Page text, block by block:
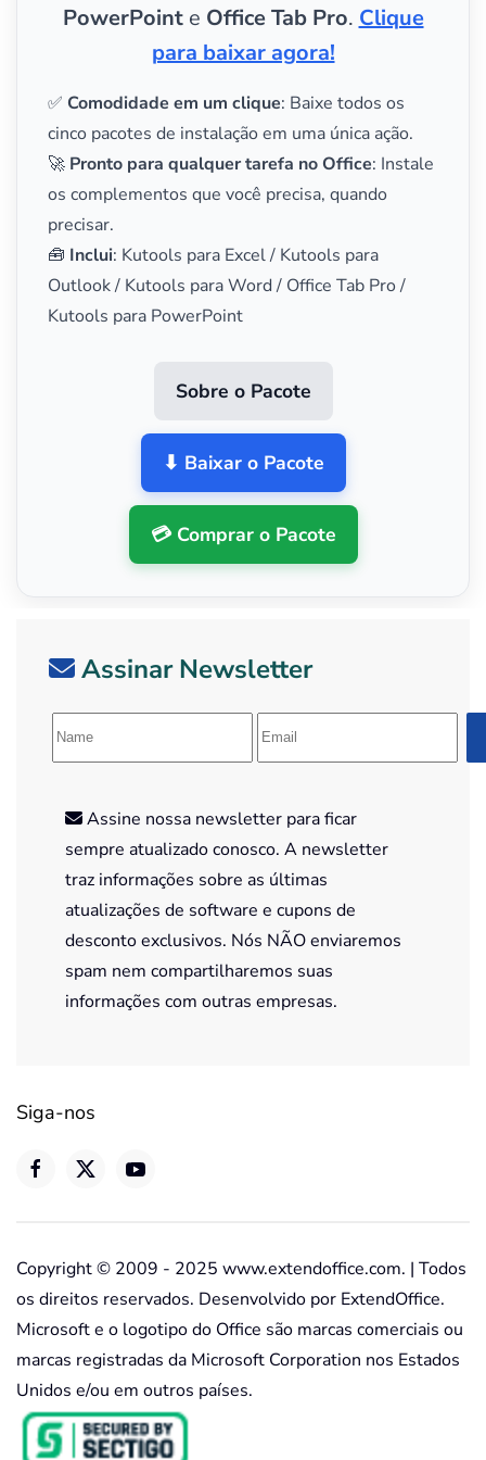
PowerPointe Office Tab Pro. Clique
para baixar agora!
✅ Comodidade em um clique: Baixe todos os
cinco pacotes de instalação em uma única ação.
🚀 Pronto para qualquer tarefa no Office: Instale
os complementos que você precisa, quando
precisar.
🧰 Inclui: Kutools para Excel / Kutools para
Outlook / Kutools para Word / Office Tab Pro /
Kutools para PowerPoint
Sobre o Pacote
⬇ Baixar o Pacote
💳 Comprar o Pacote
Assinar Newsletter
Assine nossa newsletter para ficar
sempre atualizado conosco. A newsletter
traz informações sobre as últimas
atualizações de software e cupons de
desconto exclusivos. Nós NÃO enviaremos
spam nem compartilharemos suas
informações com outras empresas.
Siga-nos
Copyright © 2009 - 2025 www.extendoffice.com. | Todos
os direitos reservados. Desenvolvido por ExtendOffice.
Microsoft e o logotipo do Office são marcas comerciais ou
marcas registradas da Microsoft Corporation nos Estados
Unidos e/ou em outros países.